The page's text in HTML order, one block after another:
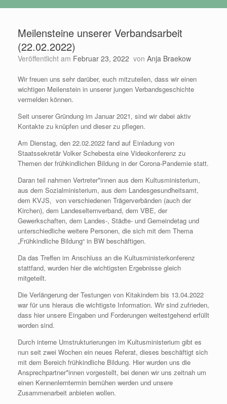
Meilensteine unserer Verbandsarbeit
(22.02.2022)
Veröffentlicht am Februar 23, 2022 von Anja Braekow
Wir freuen uns sehr darüber, euch mitzuteilen, dass wir einen
wichtigen Meilenstein in unserer jungen Verbandsgeschichte
vermelden können.
Seit unserer Gründung im Januar 2021, sind wir dabei aktiv
Kontakte zu knüpfen und dieser zu pflegen.
Am Dienstag, den 22.02.2022 fand auf Einladung von
Staatssekretär Volker Schebesta eine Videokonferenz zu
Themen der frühkindlichen Bildung in der Corona-Pandemie statt.
Daran teil nahmen Vertreter*innen aus dem Kultusministerium,
aus dem Sozialministerium, aus dem Landesgesundheitsamt,
dem KVJS, von verschiedenen Trägerverbänden (auch der
Kirchen), dem Landeselternverband, dem VBE, der
Gewerkschaften, dem Landes-, Städte- und Gemeindetag und
unterschiedliche weitere Personen, die sich mit dem Thema
„Frühkindliche Bildung“ in BW beschäftigen.
Da das Treffen im Anschluss an die Kultusministerkonferenz
stattfand, wurden hier die wichtigsten Ergebnisse gleich
mitgeteilt.
Die Verlängerung der Testungen von Kitakindern bis 13.04.2022
war für uns hieraus die wichtigste Information. Wir sind zufrieden,
dass hier unsere Eingaben und Forderungen weitestgehend erfüllt
worden sind.
Durch interne Umstrukturierungen im Kultusministerium gibt es
nun seit zwei Wochen ein neues Referat, dieses beschäftigt sich
mit dem Bereich frühkindliche Bildung. Hier wurden uns die
Ansprechpartner*innen vorgestellt, bei denen wir uns zeitnah um
einen Kennenlerntermin bemühen werden und unsere
Zusammenarbeit anbieten wollen.